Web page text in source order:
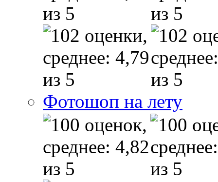
Фотошоп на лету